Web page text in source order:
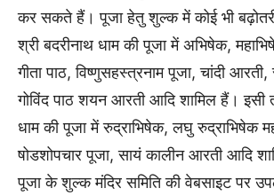
कर सकते हैं। पूजा हेतु शुल्क में कोई भी
श्री बदरीनाथ धाम की पूजा में अभिषेक,
गीता पाठ, विष्णुसहस्त्रनाम पूजा, चांदी
गोविंद पाठ शयन आरती आदि शामिल हैं। इसी
धाम की पूजा में रुद्राभिषेक, लघु रुद्राभिषेक
षोडशोपचार पूजा, सायं कालीन आरती आदि
पूजा के शुल्क मंदिर समिति की वेबसाइट पर